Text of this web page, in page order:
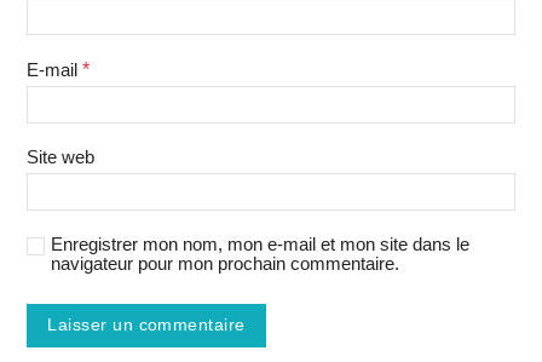
E-mail *
Site web
Enregistrer mon nom, mon e-mail et mon site dans le
navigateur pour mon prochain commentaire.